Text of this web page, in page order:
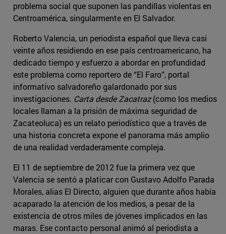
problema social que suponen las pandillas violentas en
Centroamérica, singularmente en El Salvador.
Roberto Valencia, un periodista español que lleva casi
veinte años residiendo en ese país centroamericano, ha
dedicado tiempo y esfuerzo a abordar en profundidad
este problema como reportero de “El Faro”, portal
informativo salvadoreño galardonado por sus
investigaciones. Carta desde Zacatraz(como los medios
locales llaman a la prisión de máxima seguridad de
Zacateoluca) es un relato periodístico que a través de
una historia concreta expone el panorama más amplio
de una realidad verdaderamente compleja.
El 11 de septiembre de 2012 fue la primera vez que
Valencia se sentó a platicar con Gustavo Adolfo Parada
Morales, alias El Directo, alguien que durante años había
acaparado la atención de los medios, a pesar de la
existencia de otros miles de jóvenes implicados en las
maras. Ese contacto personal animó al periodista a